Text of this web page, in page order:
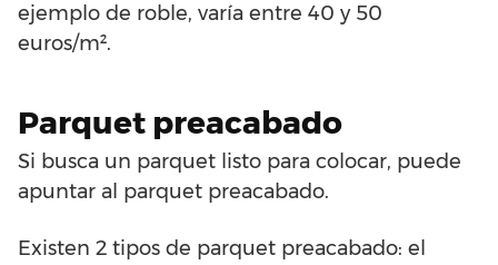
ejemplo de roble, varía entre 40 y 50
euros/m².
Parquet preacabado
Si busca un parquet listo para colocar, puede
apuntar al parquet preacabado.
Existen 2 tipos de parquet preacabado: el